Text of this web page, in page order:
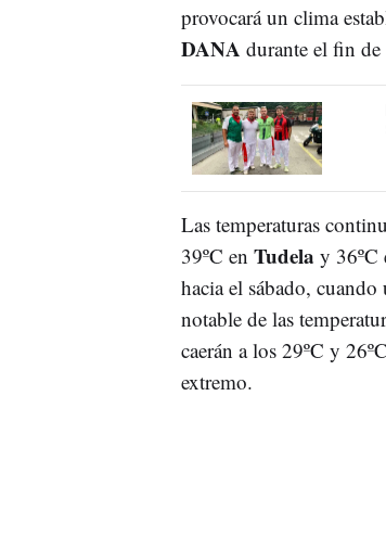
provocará un clima
DANA durante el fin de
Las temperaturas
39ºC en Tudela y 36ºC
hacia el sábado,
notable de las
caerán a los 29ºC y
extremo.